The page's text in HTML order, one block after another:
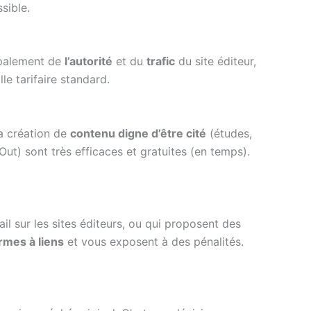
de l’autorité et du trafic du site éditeur,
tarifaire standard.
création de contenu digne d’être cité (études,
sont très efficaces et gratuites (en temps).
sur les sites éditeurs, ou qui proposent des
à liens et vous exposent à des pénalités.